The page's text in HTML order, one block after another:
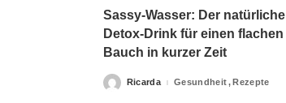
Sassy-Wasser: Der natürliche
Detox-Drink für einen flachen
Bauch in kurzer Zeit
PostedRicarda Gesundheit Rezepte